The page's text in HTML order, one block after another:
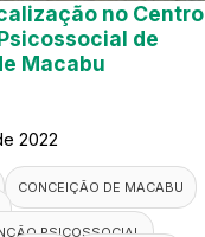
no Centro
de
Macabu
2022
CONCEIÇÃO DE MACABU
PSICOSSOCIAL